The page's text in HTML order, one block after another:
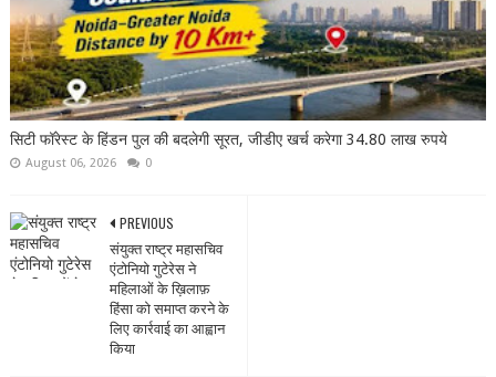
सिटी फॉरेस्ट के हिंडन पुल की बदलेगी सूरत, जीडीए खर्च करेगा 34.80 लाख रुपये
August 06, 2026 0
PREVIOUS
संयुक्त राष्ट्र महासचिव
एंटोनियो गुटेरेस ने
महिलाओं के ख़िलाफ़
हिंसा को समाप्त करने के
लिए कार्रवाई का आह्वान
किया